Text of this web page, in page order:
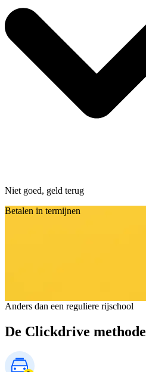
Niet goed, geld terug
Betalen in termijnen
Anders dan een reguliere rijschool
De Clickdrive methode